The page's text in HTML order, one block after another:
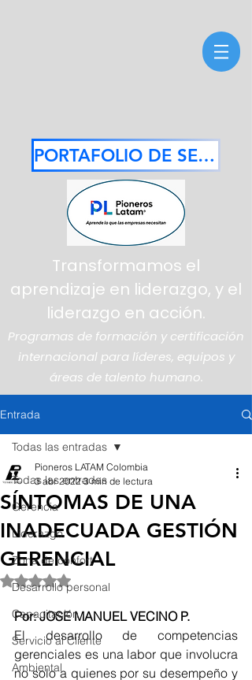
PORTAFOLIO DE SERVICIOS 2026
Transformamos el
aprendizaje en liderazgo, y el
liderazgo en acción.
Programas de formación y certificación
internacional para líderes, equipos y
áreas de talento humano.
Entrada
Todas las entradas
Gerencia
Liderazgo
Zona de confort
Desarrollo personal
Capacitación
Servicio al Cliente
Ambiental
Todas las entradas
SÍNTOMAS DE UNA
INADECUADA GESTIÓN
GERENCIAL
Pioneros LATAM Colombia
3 abr 2022 3 min de lectura
Obtuvo NaN de 5 estrellas.
Por: JOSE MANUEL VECINO P.
El desarrollo de competencias
gerenciales es una labor que involucra
no solo a quienes por su desempeño y